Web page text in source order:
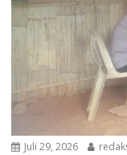
Juli 29, 2026